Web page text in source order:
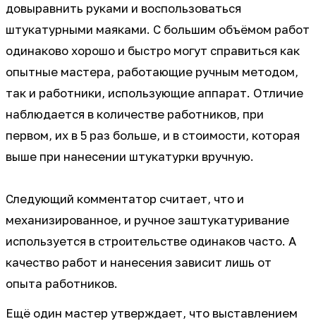
довыравнить руками и воспользоваться
штукатурными маяками. С большим объёмом работ
одинаково хорошо и быстро могут справиться как
опытные мастера, работающие ручным методом,
так и работники, использующие аппарат. Отличие
наблюдается в количестве работников, при
первом, их в 5 раз больше, и в стоимости, которая
выше при нанесении штукатурки вручную.
Следующий комментатор считает, что и
механизированное, и ручное заштукатуривание
используется в строительстве одинаков часто. А
качество работ и нанесения зависит лишь от
опыта работников.
Ещё один мастер утверждает, что выставлением